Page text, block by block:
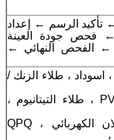
تأكيد الرسم ← إعداد
← فحص جودة العينة
← الفحص النهائي ←
اسوداد ، طلاء الزنك /
طلاء الطاقة ، التخميل PVD ، طلاء التيتانيوم ،
الكروم الكهربائي ، الرحلان الكهربائي ، QPQ